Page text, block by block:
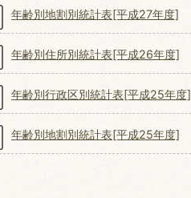
年齢別地割別統計表[平成27年度]
年齢別住所別統計表[平成26年度]
年齢別行政区別統計表[平成25年度]
年齢別地割別統計表[平成25年度]